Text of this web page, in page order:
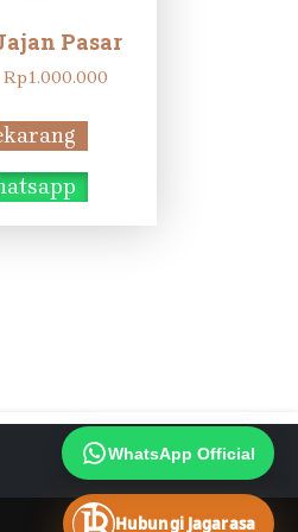
Pasar
Rp1.000.000Rentang
WhatsApp Official
Hubungi Jagarasa